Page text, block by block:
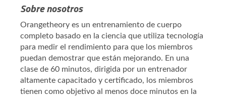
Sobre nosotros
Orangetheory es un entrenamiento de cuerpo
completo basado en la ciencia que utiliza tecnología
para medir el rendimiento para que los miembros
puedan demostrar que están mejorando. En una
clase de 60 minutos, dirigida por un entrenador
altamente capacitado y certificado, los miembros
tienen como objetivo al menos doce minutos en la